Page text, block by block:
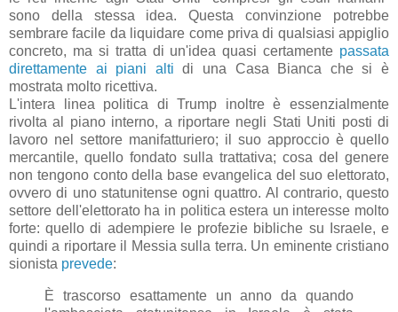
sono della stessa idea. Questa convinzione potrebbe
sembrare facile da liquidare come priva di qualsiasi appiglio
concreto, ma si tratta di un'idea quasi certamente passata
direttamente ai piani alti di una Casa Bianca che si è
mostrata molto ricettiva.
L'intera linea politica di Trump inoltre è essenzialmente
rivolta al piano interno, a riportare negli Stati Uniti posti di
lavoro nel settore manifatturiero; il suo approccio è quello
mercantile, quello fondato sulla trattativa; cosa del genere
non tengono conto della base evangelica del suo elettorato,
ovvero di uno statunitense ogni quattro. Al contrario, questo
settore dell'elettorato ha in politica estera un interesse molto
forte: quello di adempiere le profezie bibliche su Israele, e
quindi a riportare il Messia sulla terra. Un eminente cristiano
sionista prevede:
È trascorso esattamente un anno da quando